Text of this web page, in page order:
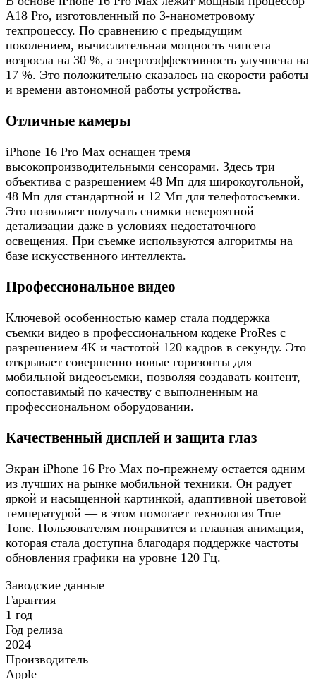
A18 Pro, изготовленный по 3-нанометровому
техпроцессу. По сравнению с предыдущим
поколением, вычислительная мощность чипсета
возросла на 30 %, а энергоэффективность улучшена на
17 %. Это положительно сказалось на скорости работы
и времени автономной работы устройства.
Отличные камеры
iPhone 16 Pro Max оснащен тремя
высокопроизводительными сенсорами. Здесь три
объектива с разрешением 48 Мп для широкоугольной,
48 Мп для стандартной и 12 Мп для телефотосъемки.
Это позволяет получать снимки невероятной
детализации даже в условиях недостаточного
освещения. При съемке используются алгоритмы на
базе искусственного интеллекта.
Профессиональное видео
Ключевой особенностью камер стала поддержка
съемки видео в профессиональном кодеке ProRes с
разрешением 4K и частотой 120 кадров в секунду. Это
открывает совершенно новые горизонты для
мобильной видеосъемки, позволяя создавать контент,
сопоставимый по качеству с выполненным на
профессиональном оборудовании.
Качественный дисплей и защита глаз
Экран iPhone 16 Pro Max по-прежнему остается одним
из лучших на рынке мобильной техники. Он радует
яркой и насыщенной картинкой, адаптивной цветовой
температурой — в этом помогает технология True
Tone. Пользователям понравится и плавная анимация,
которая стала доступна благодаря поддержке частоты
обновления графики на уровне 120 Гц.
Заводские данные
Гарантия
1 год
Год релиза
2024
Производитель
Apple